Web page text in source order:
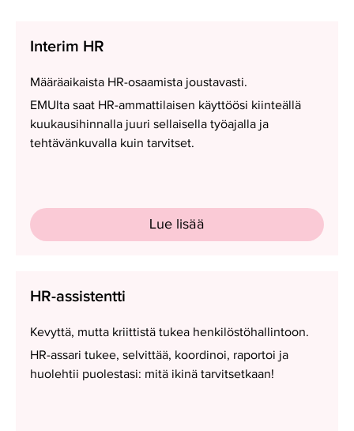
Interim HR
Määräaikaista HR-osaamista joustavasti.
EMUlta saat HR-ammattilaisen käyttöösi kiinteällä
kuukausihinnalla juuri sellaisella työajalla ja
tehtävänkuvalla kuin tarvitset.
HR
Lue lisää
HR-assistentti
Kevyttä, mutta kriittistä tukea henkilöstöhallintoon.
HR-assari tukee, selvittää, koordinoi, raportoi ja
huolehtii puolestasi: mitä ikinä tarvitsetkaan!
assistentti